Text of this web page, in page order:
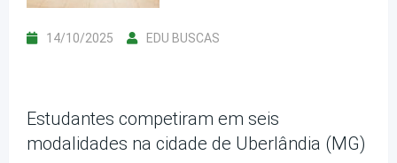
14/10/2025 EDU BUSCAS
Estudantes competiram em seis
modalidades na cidade de Uberlândia (MG)